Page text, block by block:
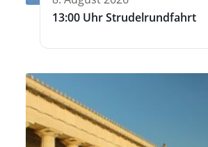
13:00 Uhr Strudelrundfahrt